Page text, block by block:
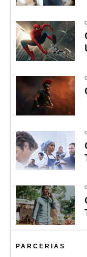
PARCERIAS